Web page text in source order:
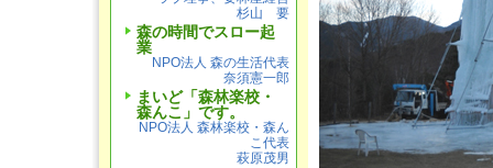
杉山 要
森の時間でスロー起
業
NPO法人 森の生活代表
奈須憲一郎
まいど「森林楽校・
森んこ」です。
NPO法人 森林楽校・森ん
こ代表
萩原茂男